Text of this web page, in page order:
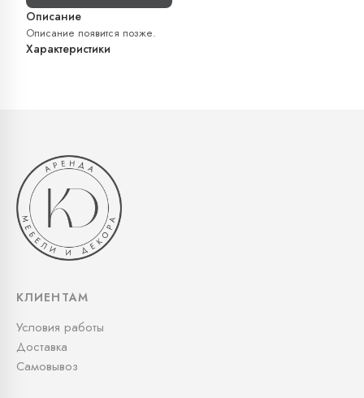
Описание
Описание появится позже.
Характеристики
КЛИЕНТАМ
Условия работы
Доставка
Самовывоз